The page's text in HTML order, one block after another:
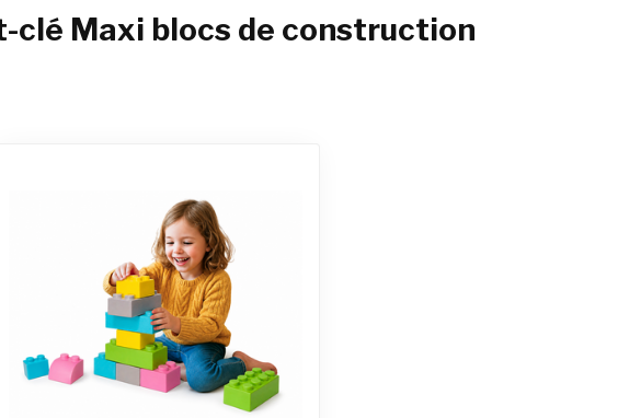
clé Maxi blocs de construction